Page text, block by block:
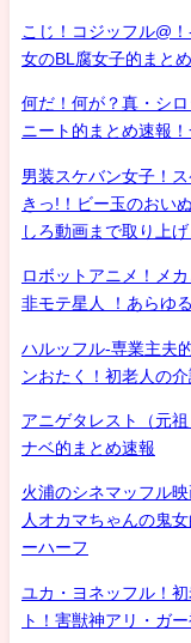
こじ！コジッフル@
女のBL腐女子的まと
何だ！何が？真・
ニート的まとめ速報
男装スケバン女子！
きっ!！ビー玉のおい
しろ動画まで取り上
ロボットアニメ！メ
非モテ星人 ！あらゆ
ハルッフル-専業主夫
ンおたく！初老人の
アニゲタレスト（元
ナベ的まとめ速報
火浦のシネマッフル
人オカマちゃんの鬼
ーハーフ
ユカ・ヨネッフル！
ト！害獣神アリ・ガ